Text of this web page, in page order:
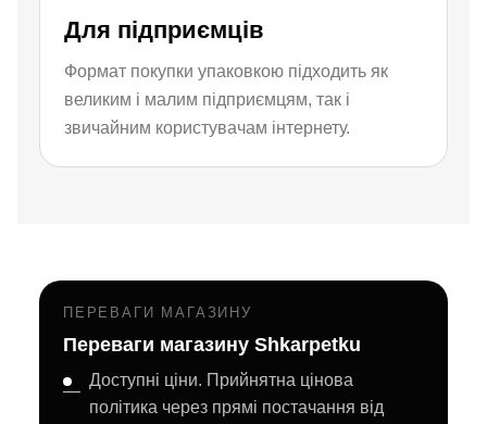
Для підприємців
Формат покупки упаковкою підходить як
великим і малим підприємцям, так і
звичайним користувачам інтернету.
ПЕРЕВАГИ МАГАЗИНУ
Переваги магазину Shkarpetku
Доступні ціни. Прийнятна цінова
політика через прямі постачання від